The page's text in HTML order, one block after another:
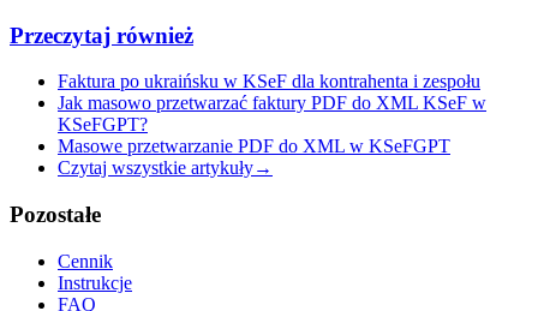
Przeczytaj również
Faktura po ukraińsku w KSeF dla kontrahenta i zespołu
Jak masowo przetwarzać faktury PDF do XML KSeF w
KSeFGPT?
Masowe przetwarzanie PDF do XML w KSeFGPT
Czytaj wszystkie artykuły→
Pozostałe
Cennik
Instrukcje
FAQ